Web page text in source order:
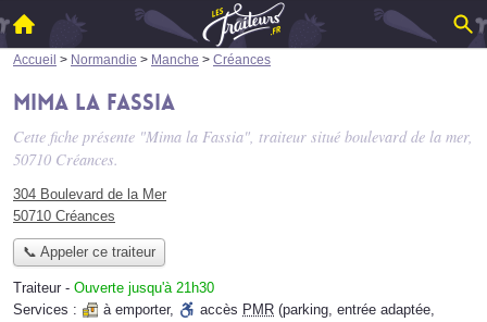
Accueil > Normandie > Manche > Créances
Mima la Fassia
Cette fiche présente "Mima la Fassia", traiteur situé boulevard de la mer,
50710 Créances.
304 Boulevard de la Mer
50710 Créances
📞 Appeler ce traiteur
Traiteur - Ouverte jusqu'à 21h30
Services :
à emporter, accès PMR (parking, entrée adaptée,